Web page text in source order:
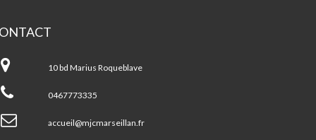
10 bd Marius Roqueblave
0467773335
accueil@mjcmarseillan.fr